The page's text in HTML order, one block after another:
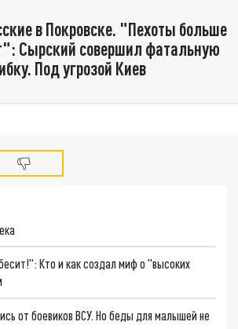
в Покровске. "Пехоты больше
Сырский совершил фатальную
Под угрозой Киев
Кто и как создал миф о "высоких
от боевиков ВСУ. Но беды для малышей не